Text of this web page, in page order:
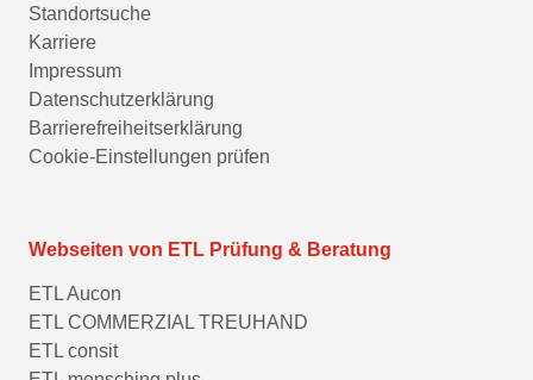
Standortsuche
Karriere
Impressum
Datenschutzerklärung
Barrierefreiheitserklärung
Cookie-Einstellungen prüfen
Webseiten von ETL Prüfung & Beratung
ETL Aucon
ETL COMMERZIAL TREUHAND
ETL consit